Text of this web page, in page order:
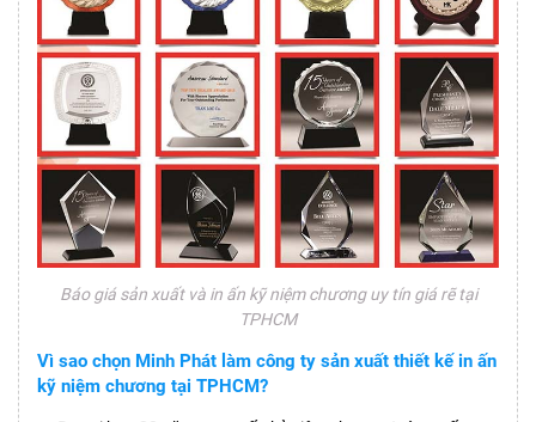
Báo giá sản xuất và in ấn kỹ niệm chương uy tín giá rẽ tại
TPHCM
Vì sao chọn Minh Phát làm công ty sản xuất thiết kế in ấn
kỹ niệm chương tại TPHCM?